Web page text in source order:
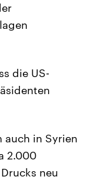
die US-
auch in Syrien
2.000
neu